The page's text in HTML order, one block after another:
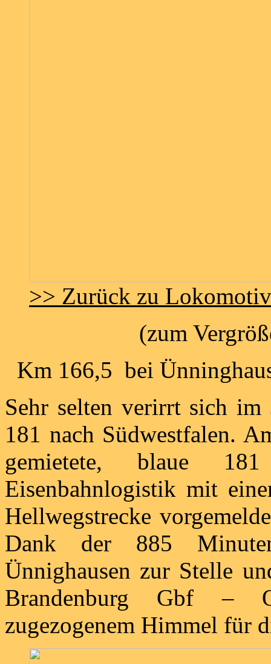
>> Zurück zu
(zum
Km 166,5 bei
Sehr selten verirrt sich im
181 nach Südwestfalen.
gemietete, blaue
Eisenbahnlogistik mit
Hellwegstrecke
Dank der 885
Ünnighausen zur Stelle
Brandenburg Gbf –
zugezogenem Himmel für